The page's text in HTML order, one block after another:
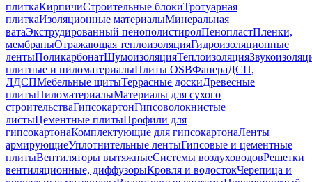
плиткаКирпичиСтроительные блокиТротуарная
плиткаИзоляционные материалыМинеральная
ватаЭкструдированный пенополистиролПенопластПленки,
мембраныОтражающая теплоизоляцияГидроизоляционные
лентыПоликарбонатШумоизоляцияТеплоизоляция
плитные и пиломатериалыПлиты OSBФанераДСП,
ЛДСПМебельные щитыТеррасные доскиДревесные
плитыПиломатериалыМатериалы для сухого
строительстваГипсокартонГипсоволокнистые
листыЦементные плитыПрофили для
гипсокартонаКомплектующие для гипсокартонаЛенты
армирующиеУплотнительные лентыГипсовые и цементные
плитыВентиляторы вытяжныеСистемы воздуховодовРешетки
вентиляционные, диффузорыКровля и водостокЧерепица и